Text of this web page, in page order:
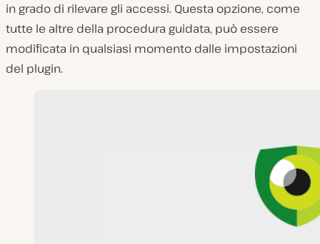
in grado di rilevare gli accessi. Questa opzione, come
tutte le altre della procedura guidata, può essere
modificata in qualsiasi momento dalle impostazioni
del plugin.